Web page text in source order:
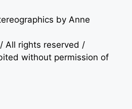
by Anne
All rights reserved /
without permission of